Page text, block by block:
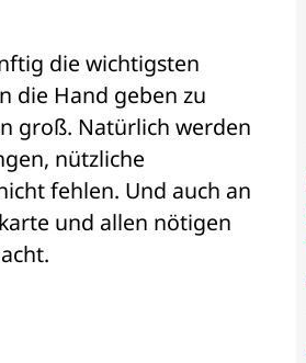
die wichtigsten
die Hand geben zu
groß. Natürlich werden
nützliche
fehlen. Und auch an
und allen nötigen